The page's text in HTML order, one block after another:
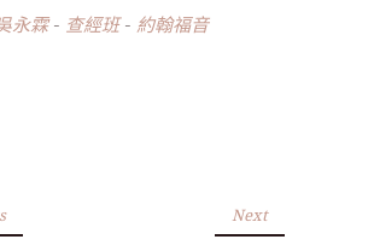
永霖- 查經班- 約翰福音
Next